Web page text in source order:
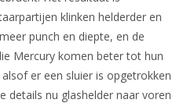
klinken helderder en
punch en diepte, en de
Mercury komen beter tot hun
er een sluier is opgetrokken
details nu glashelder naar voren